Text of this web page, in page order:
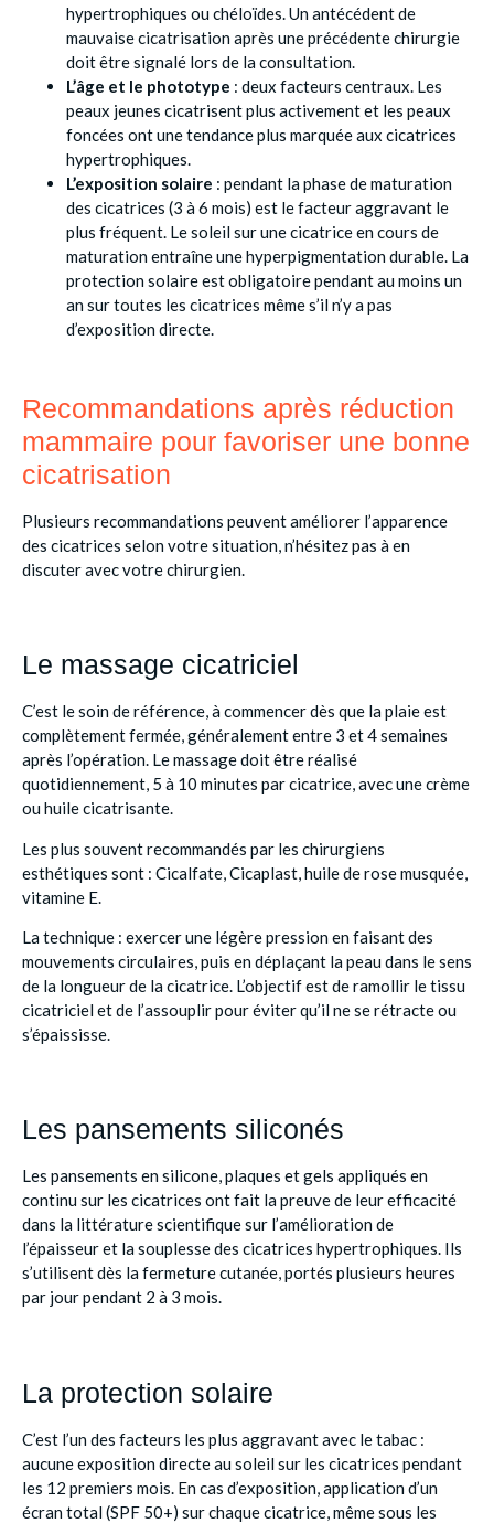
hypertrophiques ou chéloïdes. Un antécédent de
mauvaise cicatrisation après une précédente chirurgie
doit être signalé lors de la consultation.
L’âge et le phototype : deux facteurs centraux. Les
peaux jeunes cicatrisent plus activement et les peaux
foncées ont une tendance plus marquée aux cicatrices
hypertrophiques.
L’exposition solaire : pendant la phase de maturation
des cicatrices (3 à 6 mois) est le facteur aggravant le
plus fréquent. Le soleil sur une cicatrice en cours de
maturation entraîne une hyperpigmentation durable. La
protection solaire est obligatoire pendant au moins un
an sur toutes les cicatrices même s’il n’y a pas
d’exposition directe.
Recommandations après réduction
mammaire pour favoriser une bonne
cicatrisation
Plusieurs recommandations peuvent améliorer l’apparence
des cicatrices selon votre situation, n’hésitez pas à en
discuter avec votre chirurgien.
Le massage cicatriciel
C’est le soin de référence, à commencer dès que la plaie est
complètement fermée, généralement entre 3 et 4 semaines
après l’opération. Le massage doit être réalisé
quotidiennement, 5 à 10 minutes par cicatrice, avec une crème
ou huile cicatrisante.
Les plus souvent recommandés par les chirurgiens
esthétiques sont : Cicalfate, Cicaplast, huile de rose musquée,
vitamine E.
La technique : exercer une légère pression en faisant des
mouvements circulaires, puis en déplaçant la peau dans le sens
de la longueur de la cicatrice. L’objectif est de ramollir le tissu
cicatriciel et de l’assouplir pour éviter qu’il ne se rétracte ou
s’épaississe.
Les pansements siliconés
Les pansements en silicone, plaques et gels appliqués en
continu sur les cicatrices ont fait la preuve de leur efficacité
dans la littérature scientifique sur l’amélioration de
l’épaisseur et la souplesse des cicatrices hypertrophiques. Ils
s’utilisent dès la fermeture cutanée, portés plusieurs heures
par jour pendant 2 à 3 mois.
La protection solaire
C’est l’un des facteurs les plus aggravant avec le tabac :
aucune exposition directe au soleil sur les cicatrices pendant
les 12 premiers mois. En cas d’exposition, application d’un
écran total (SPF 50+) sur chaque cicatrice, même sous les